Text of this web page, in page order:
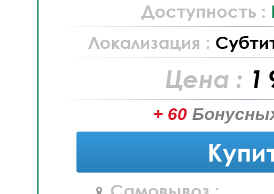
Доступность :
Локализация :
Цена : 1
+ 60